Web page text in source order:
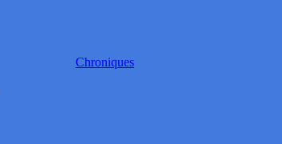
Chroniques